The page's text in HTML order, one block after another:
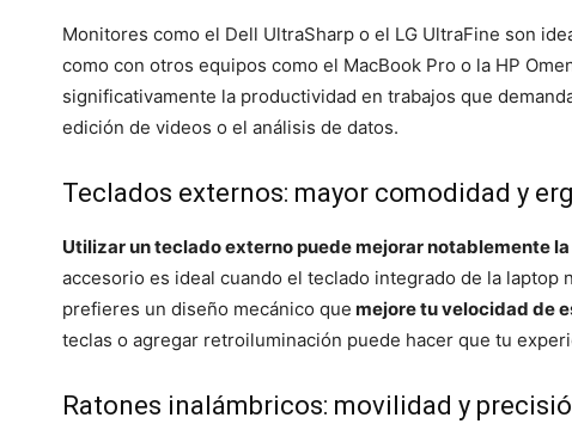
Monitores como el Dell UltraSharp o el LG UltraFine son
como con otros equipos como el MacBook Pro o la HP
significativamente la productividad en trabajos que
edición de videos o el análisis de datos.
Teclados externos: mayor comodidad y
Utilizar un teclado externo puede mejorar notablemente
accesorio es ideal cuando el teclado integrado de la
prefieres un diseño mecánico que mejore tu velocidad de
teclas o agregar retroiluminación puede hacer que tu
Ratones inalámbricos: movilidad y